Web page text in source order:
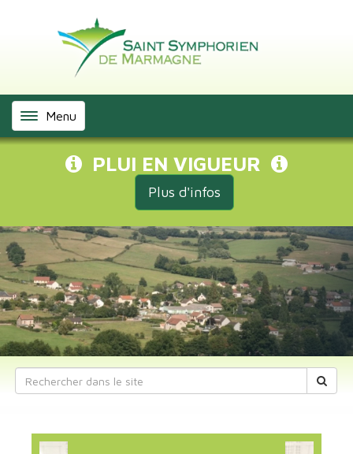
Menu
PLUI EN VIGUEUR
Plus d'infos